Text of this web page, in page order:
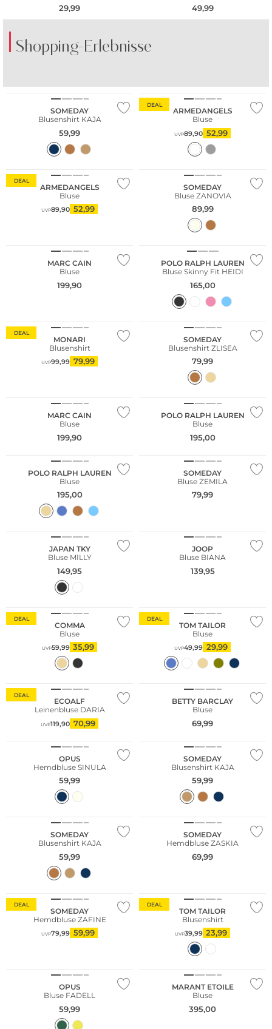
29,99 49,99
Shopping-Erlebnisse
SOMEDAY
Blusenshirt KAJA
59,99
DEAL
ARMEDANGELS
Bluse
UVP89,90 52,99
DEAL
ARMEDANGELS
Bluse
UVP89,90 52,99
SOMEDAY
Bluse ZANOVIA
89,99
MARC CAIN
Bluse
199,90
POLO RALPH LAUREN
Bluse Skinny Fit HEIDI
165,00
DEAL
MONARI
Blusenshirt
UVP99,99 79,99
SOMEDAY
Blusenshirt ZLISEA
79,99
MARC CAIN
Bluse
199,90
POLO RALPH LAUREN
Bluse
195,00
POLO RALPH LAUREN
Bluse
195,00
SOMEDAY
Bluse ZEMILA
79,99
JAPAN TKY
Bluse MILLY
149,95
JOOP
Bluse BIANA
139,95
DEAL
COMMA
Bluse
UVP59,99 35,99
DEAL
TOM TAILOR
Bluse
UVP49,99 29,99
DEAL
ECOALF
Leinenbluse DARIA
UVP119,90 70,99
Große Größen
BETTY BARCLAY
Bluse
69,99
OPUS
Hemdbluse SINULA
59,99
SOMEDAY
Blusenshirt KAJA
59,99
SOMEDAY
Blusenshirt KAJA
59,99
SOMEDAY
Hemdbluse ZASKIA
69,99
DEAL
SOMEDAY
Hemdbluse ZAFINE
UVP79,99 59,99
DEAL
TOM TAILOR
Blusenshirt
UVP39,99 23,99
OPUS
Bluse FADELL
59,99
MARANT ETOILE
Bluse
395,00